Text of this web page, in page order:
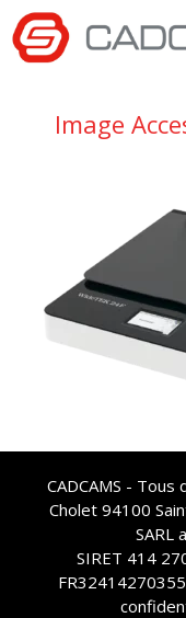
Aller
au
contenu
Image
CADCAMS -
Cholet 94100
SARL
SIRET 414